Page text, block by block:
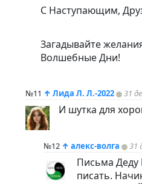
С Наступающим,
Загадывайте
Волшебные Дни!
№11 ↑ Лида Л. Л.-2022 31
И шутка для
№12 ↑ алекс-волга 31
Письма Деду
писать.